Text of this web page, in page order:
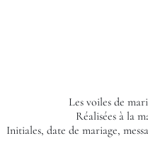
Les voiles de
Réalisées à la
Initiales, date de mariage,